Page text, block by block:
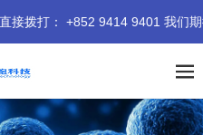
打： +852 9414 9401 我们期待